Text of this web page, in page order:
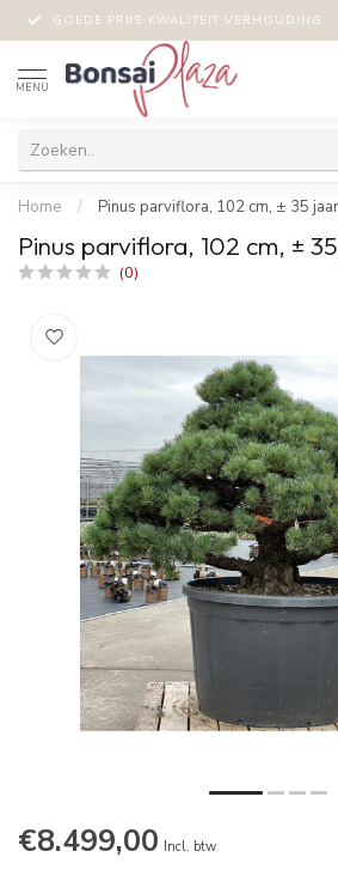
GOEDE PRIJS-KWALITEIT VERHOUDING
MENU
Home / Pinus parviflora, 102 cm, ± 35
Pinus parviflora, 102 cm, ±
(0)
€8.499,00 Incl. btw